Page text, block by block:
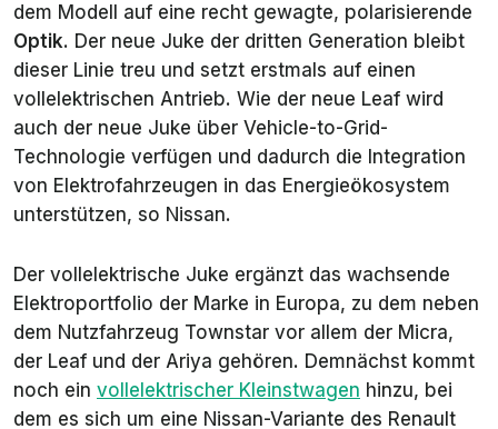
dem Modell auf eine recht gewagte, polarisierende
Optik. Der neue Juke der dritten Generation bleibt
dieser Linie treu und setzt erstmals auf einen
vollelektrischen Antrieb. Wie der neue Leaf wird
auch der neue Juke über Vehicle-to-Grid-
Technologie verfügen und dadurch die Integration
von Elektrofahrzeugen in das Energieökosystem
unterstützen, so Nissan.
Der vollelektrische Juke ergänzt das wachsende
Elektroportfolio der Marke in Europa, zu dem neben
dem Nutzfahrzeug Townstar vor allem der Micra,
der Leaf und der Ariya gehören. Demnächst kommt
noch ein vollelektrischer Kleinstwagen hinzu, bei
dem es sich um eine Nissan-Variante des Renault